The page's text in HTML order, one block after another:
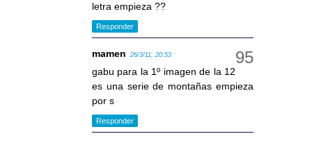
letra empieza ??
Responder
mamen 26/3/11, 20:53
gabu para la 1º imagen de la 12
es una serie de montañas empieza
por s
Responder